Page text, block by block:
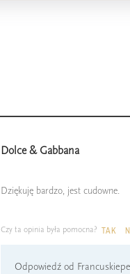
Dolce & Gabbana
Dziękuję bardzo, jest cudowne.
Czy ta opinia była pomocna? TAK
Odpowiedź od